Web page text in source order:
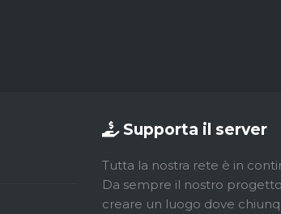
Supporta il server
Tutta la nostra rete è in
Da sempre il nostro
creare un luogo dove